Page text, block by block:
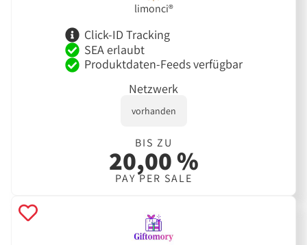
limonci®
Click-ID Tracking
SEA erlaubt
Produktdaten-Feeds verfügbar
Netzwerk
vorhanden
BIS ZU
20,00 %
PAY PER SALE